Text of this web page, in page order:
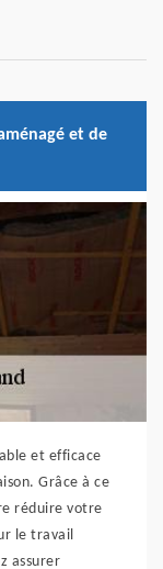
et de
et efficace
Grâce à ce
réduire votre
le travail
assurer